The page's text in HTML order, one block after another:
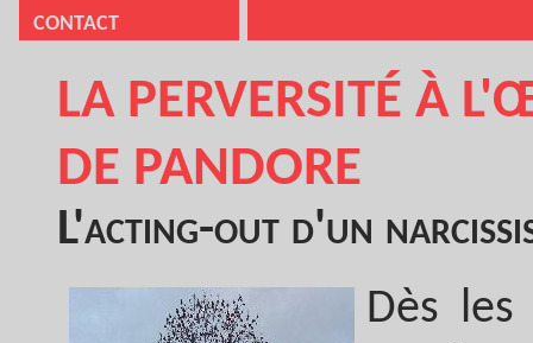
CONTACT
LA PERVERSITÉ À
DE PANDORE
L'acting-out d'un
Dès